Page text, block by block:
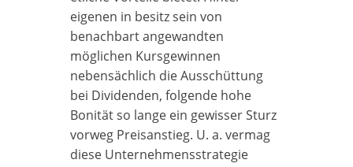
eigenen in besitz sein von
benachbart angewandten
möglichen Kursgewinnen
nebensächlich die Ausschüttung
bei Dividenden, folgende hohe
Bonität so lange ein gewisser Sturz
vorweg Preisanstieg. U. a. vermag
diese Unternehmensstrategie